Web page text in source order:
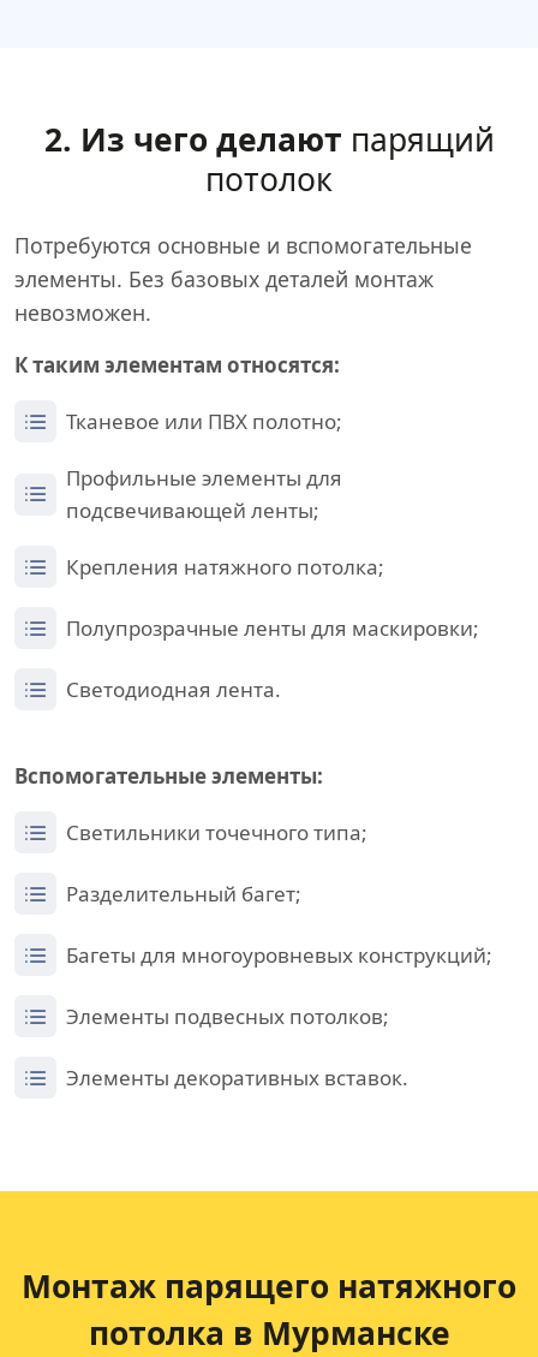
2. Из чего делают парящий
потолок
Потребуются основные и вспомогательные
элементы. Без базовых деталей монтаж
невозможен.
К таким элементам относятся:
Тканевое или ПВХ полотно;
Профильные элементы для
подсвечивающей ленты;
Крепления натяжного потолка;
Полупрозрачные ленты для маскировки;
Светодиодная лента.
Вспомогательные элементы:
Светильники точечного типа;
Разделительный багет;
Багеты для многоуровневых конструкций;
Элементы подвесных потолков;
Элементы декоративных вставок.
Монтаж парящего натяжного
потолка в Мурманске